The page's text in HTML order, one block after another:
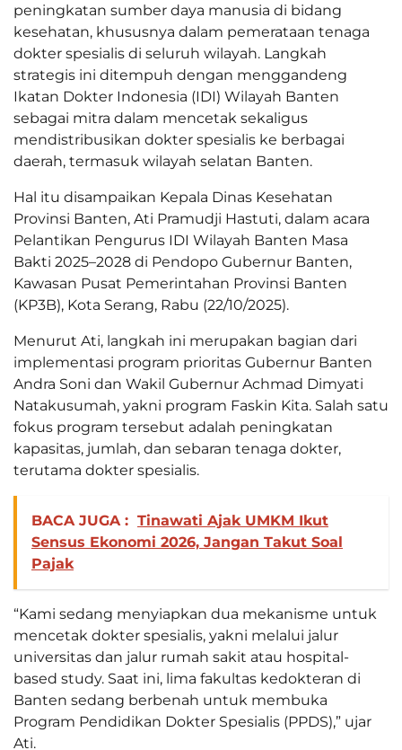
peningkatan sumber daya manusia di bidang
kesehatan, khususnya dalam pemerataan tenaga
dokter spesialis di seluruh wilayah. Langkah
strategis ini ditempuh dengan menggandeng
Ikatan Dokter Indonesia (IDI) Wilayah Banten
sebagai mitra dalam mencetak sekaligus
mendistribusikan dokter spesialis ke berbagai
daerah, termasuk wilayah selatan Banten.
Hal itu disampaikan Kepala Dinas Kesehatan
Provinsi Banten, Ati Pramudji Hastuti, dalam acara
Pelantikan Pengurus IDI Wilayah Banten Masa
Bakti 2025–2028 di Pendopo Gubernur Banten,
Kawasan Pusat Pemerintahan Provinsi Banten
(KP3B), Kota Serang, Rabu (22/10/2025).
Menurut Ati, langkah ini merupakan bagian dari
implementasi program prioritas Gubernur Banten
Andra Soni dan Wakil Gubernur Achmad Dimyati
Natakusumah, yakni program Faskin Kita. Salah satu
fokus program tersebut adalah peningkatan
kapasitas, jumlah, dan sebaran tenaga dokter,
terutama dokter spesialis.
BACA JUGA : Tinawati Ajak UMKM Ikut
Sensus Ekonomi 2026, Jangan Takut Soal
Pajak
“Kami sedang menyiapkan dua mekanisme untuk
mencetak dokter spesialis, yakni melalui jalur
universitas dan jalur rumah sakit atau hospital-
based study. Saat ini, lima fakultas kedokteran di
Banten sedang berbenah untuk membuka
Program Pendidikan Dokter Spesialis (PPDS),” ujar
Ati.